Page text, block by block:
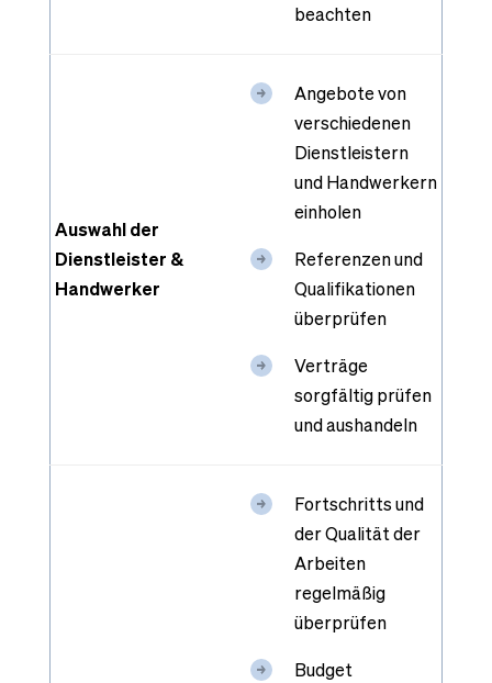
beachten
Auswahl der
Dienstleister &
Handwerker
Angebote von
verschiedenen
Dienstleistern
und Handwerkern
einholen
Referenzen und
Qualifikationen
überprüfen
Verträge
sorgfältig prüfen
und aushandeln
Fortschritts und
der Qualität der
Arbeiten
regelmäßig
überprüfen
Budget